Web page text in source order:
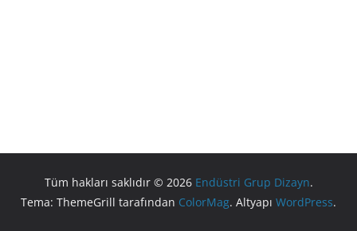
Tüm hakları saklıdır © 2026 Endüstri Grup Dizayn.
Tema: ThemeGrill tarafından ColorMag. Altyapı WordPress.